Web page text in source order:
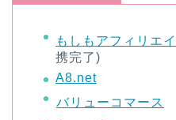
もしもアフィリエイ
携完了)
A8.net
バリューコマース